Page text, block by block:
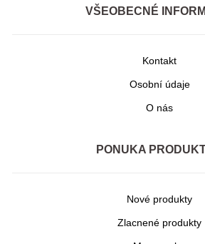
VŠEOBECNÉ
Kontakt
Osobní údaje
O nás
PONUKA
Nové produkty
Zlacnené produkty